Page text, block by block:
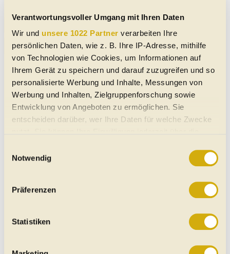
Verantwortungsvoller Umgang mit Ihren Daten
Wir und unsere 1022 Partner verarbeiten Ihre
persönlichen Daten, wie z. B. Ihre IP-Adresse, mithilfe
von Technologien wie Cookies, um Informationen auf
Ihrem Gerät zu speichern und darauf zuzugreifen und so
personalisierte Werbung und Inhalte, Messungen von
Werbung und Inhalten, Zielgruppenforschung sowie
Entwicklung von Angeboten zu ermöglichen. Sie
entscheiden darüber, wer Ihre Daten für welche Zwecke
Trigger Symbol ändern oder widerrufen
Informationen über Ihre geografische Lage erfassen,
Ihr Gerät durch aktives Scannen nach bestimmten
Erfahren Sie mehr darüber, wie Ihre persönlichen Daten
Notwendig
Präferenzen
Statistiken
BMW R 100- Angebote von Händlern